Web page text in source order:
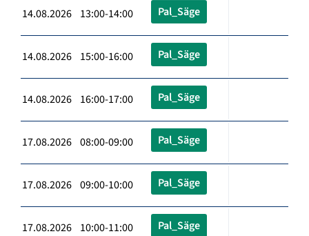
14.08.2026 13:00-14:00 Pal_Säge
14.08.2026 15:00-16:00 Pal_Säge
14.08.2026 16:00-17:00 Pal_Säge
17.08.2026 08:00-09:00 Pal_Säge
17.08.2026 09:00-10:00 Pal_Säge
17.08.2026 10:00-11:00 Pal_Säge